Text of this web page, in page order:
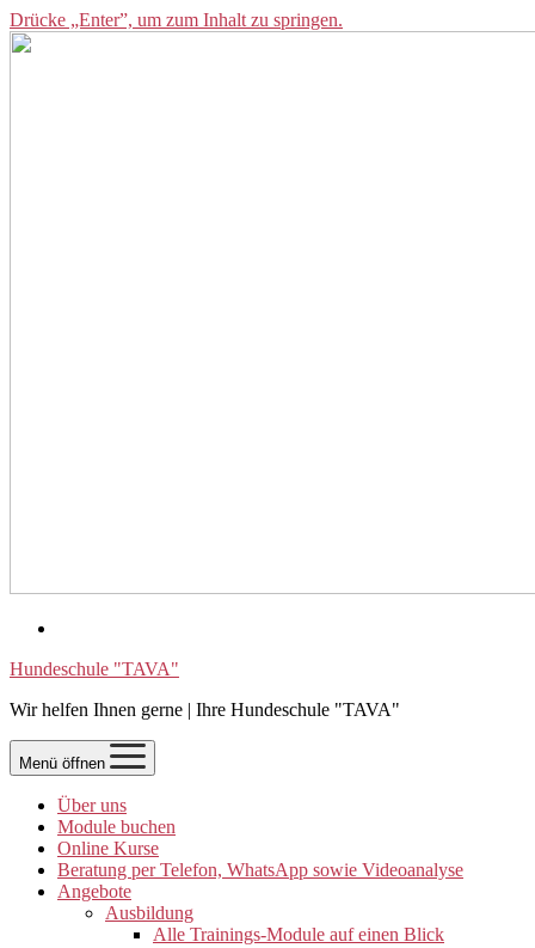
Drücke „Enter”, um zum Inhalt zu springen.
Hundeschule "TAVA"
Wir helfen Ihnen gerne | Ihre Hundeschule "TAVA"
Menü öffnen
Über uns
Module buchen
Online Kurse
Beratung per Telefon, WhatsApp sowie Videoanalyse
Angebote
Ausbildung
Alle Trainings-Module auf einen Blick